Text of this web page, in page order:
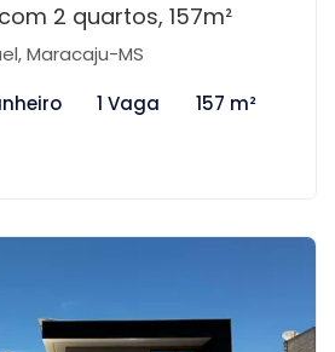
2 quartos, 157m²
Maracaju-MS
1 Vaga 157 m²